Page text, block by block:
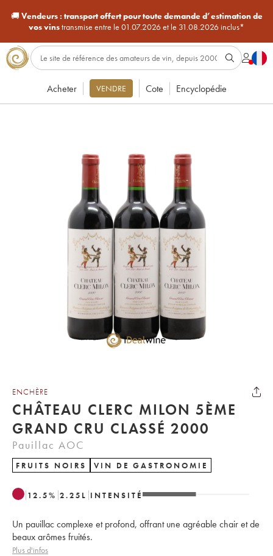
🚚Vendeurs : transport offert pour toute demande d’estimation de
vos vinstransmise entre le 01.07.2026 et le 31.08.2026 inclus*
Acheter VENDRE Cote Encyclopédie
ENCHÈRE
CHÂTEAU CLERC MILON 5ÈME
GRAND CRU CLASSÉ 2000
Pauillac AOC
FRUITS NOIRS VIN DE GASTRONOMIE
12.5% 2.25 L INTENSITÉ
Un pauillac complexe et profond, offrant une agréable chair et de
beaux arômes fruités.
Plus d'infos